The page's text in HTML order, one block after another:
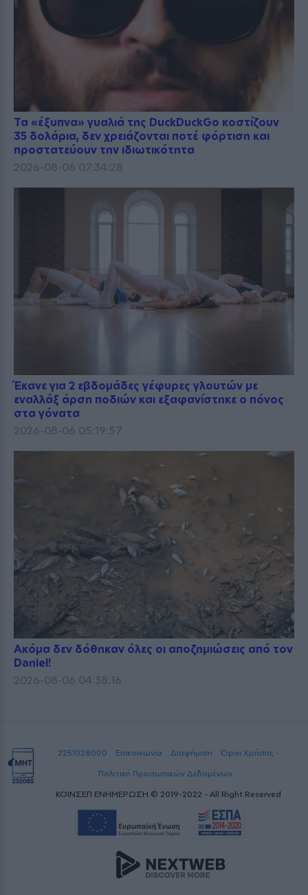
Τα «έξυπνα» γυαλιά της DuckDuckGo κοστίζουν
35 δολάρια, δεν χρειάζονται ποτέ φόρτιση και
προστατεύουν την ιδιωτικότητα
2026-08-06 07:34:28
Έκανε για 2 εβδομάδες γέφυρες γλουτών με
εναλλάξ άρση ποδιών και εξαφανίστηκε ο πόνος
στα γόνατα
2026-08-06 05:19:57
Ακόμα δεν δόθηκαν όλες οι αποζημιώσεις από τον
Daniel!
2026-08-06 04:38:16
2251028000 Επικοινωνία Διαφήμιση
Όροι Χρήσης -
Πολιτική Προσωπικών Δεδομένων
ΚΟΙΝΣΕΠ ΕΝΗΜΕΡΩΣΗ © 2019-2022 - All Right Reserved